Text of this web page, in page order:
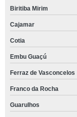
Biritiba Mirim
Cajamar
Cotia
Embu Guaçú
Ferraz de Vasconcelos
Franco da Rocha
Guarulhos